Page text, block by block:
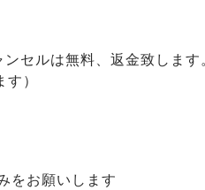
セルは無料、返金致します。
）
をお願いします